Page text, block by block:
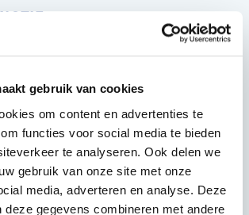
gebruik van cookies
om content en advertenties te
functies voor social media te bieden
te analyseren. Ook delen we
gebruik van onze site met onze
media, adverteren en analyse. Deze
deze gegevens combineren met andere
in Friesland en Groningen. Je
met het schilderen en onderhouden
ramen, dakgoten, plafonds en
Daarnaast voer je kleine
uit waar nodig. Je werkt
als in teamverband en hebt
met bewoners. Dankzij een